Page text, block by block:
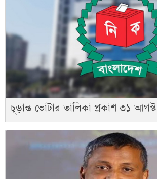
চূড়ান্ত ভোটার তালিকা প্রকাশ ৩১ আগস্ট